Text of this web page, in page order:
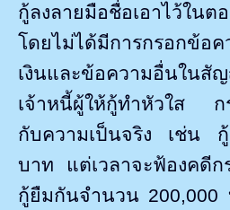
กู้ลงลายมือชื่อเอาไว้ใน
โดยไม่ได้มีการกรอกข้อ
เงินและข้อความอื่นในสั
เจ้าหนี้ผู้ให้กู้ทำหัวใส ก
กับความเป็นจริง เช่น
บาท แต่เวลาจะฟ้องคดีก
กู้ยืมกันจำนวน 200,000